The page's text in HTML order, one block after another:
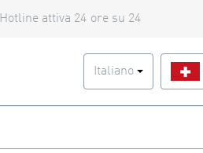
Hotline attiva 24 ore su 24
Italiano